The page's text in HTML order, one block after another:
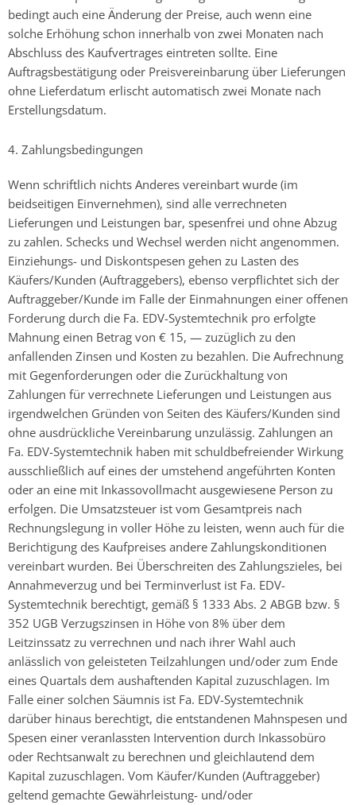
bedingt auch eine Änderung der Preise, auch wenn eine
solche Erhöhung schon innerhalb von zwei Monaten nach
Abschluss des Kaufvertrages eintreten sollte. Eine
Auftragsbestätigung oder Preisvereinbarung über Lieferungen
ohne Lieferdatum erlischt automatisch zwei Monate nach
Erstellungsdatum.
4. Zahlungsbedingungen
Wenn schriftlich nichts Anderes vereinbart wurde (im
beidseitigen Einvernehmen), sind alle verrechneten
Lieferungen und Leistungen bar, spesenfrei und ohne Abzug
zu zahlen. Schecks und Wechsel werden nicht angenommen.
Einziehungs- und Diskontspesen gehen zu Lasten des
Käufers/Kunden (Auftraggebers), ebenso verpflichtet sich der
Auftraggeber/Kunde im Falle der Einmahnungen einer offenen
Forderung durch die Fa. EDV-Systemtechnik pro erfolgte
Mahnung einen Betrag von € 15, — zuzüglich zu den
anfallenden Zinsen und Kosten zu bezahlen. Die Aufrechnung
mit Gegenforderungen oder die Zurückhaltung von
Zahlungen für verrechnete Lieferungen und Leistungen aus
irgendwelchen Gründen von Seiten des Käufers/Kunden sind
ohne ausdrückliche Vereinbarung unzulässig. Zahlungen an
Fa. EDV-Systemtechnik haben mit schuldbefreiender Wirkung
ausschließlich auf eines der umstehend angeführten Konten
oder an eine mit Inkassovollmacht ausgewiesene Person zu
erfolgen. Die Umsatzsteuer ist vom Gesamtpreis nach
Rechnungslegung in voller Höhe zu leisten, wenn auch für die
Berichtigung des Kaufpreises andere Zahlungskonditionen
vereinbart wurden. Bei Überschreiten des Zahlungszieles, bei
Annahmeverzug und bei Terminverlust ist Fa. EDV-
Systemtechnik berechtigt, gemäß § 1333 Abs. 2 ABGB bzw. §
352 UGB Verzugszinsen in Höhe von 8% über dem
Leitzinssatz zu verrechnen und nach ihrer Wahl auch
anlässlich von geleisteten Teilzahlungen und/oder zum Ende
eines Quartals dem aushaftenden Kapital zuzuschlagen. Im
Falle einer solchen Säumnis ist Fa. EDV-Systemtechnik
darüber hinaus berechtigt, die entstandenen Mahnspesen und
Spesen einer veranlassten Intervention durch Inkassobüro
oder Rechtsanwalt zu berechnen und gleichlautend dem
Kapital zuzuschlagen. Vom Käufer/Kunden (Auftraggeber)
geltend gemachte Gewährleistung- und/oder